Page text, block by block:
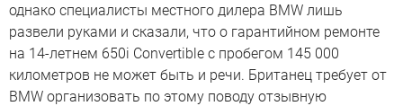
однако специалисты местного дилера BMW лишь
развели руками и сказали, что о гарантийном ремонте
на 14-летнем 650i Convertible с пробегом 145 000
километров не может быть и речи. Британец требует от
BMW организовать по этому поводу отзывную